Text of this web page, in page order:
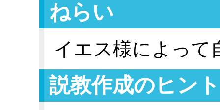
ねらい
イエス様によって
説教作成のヒント